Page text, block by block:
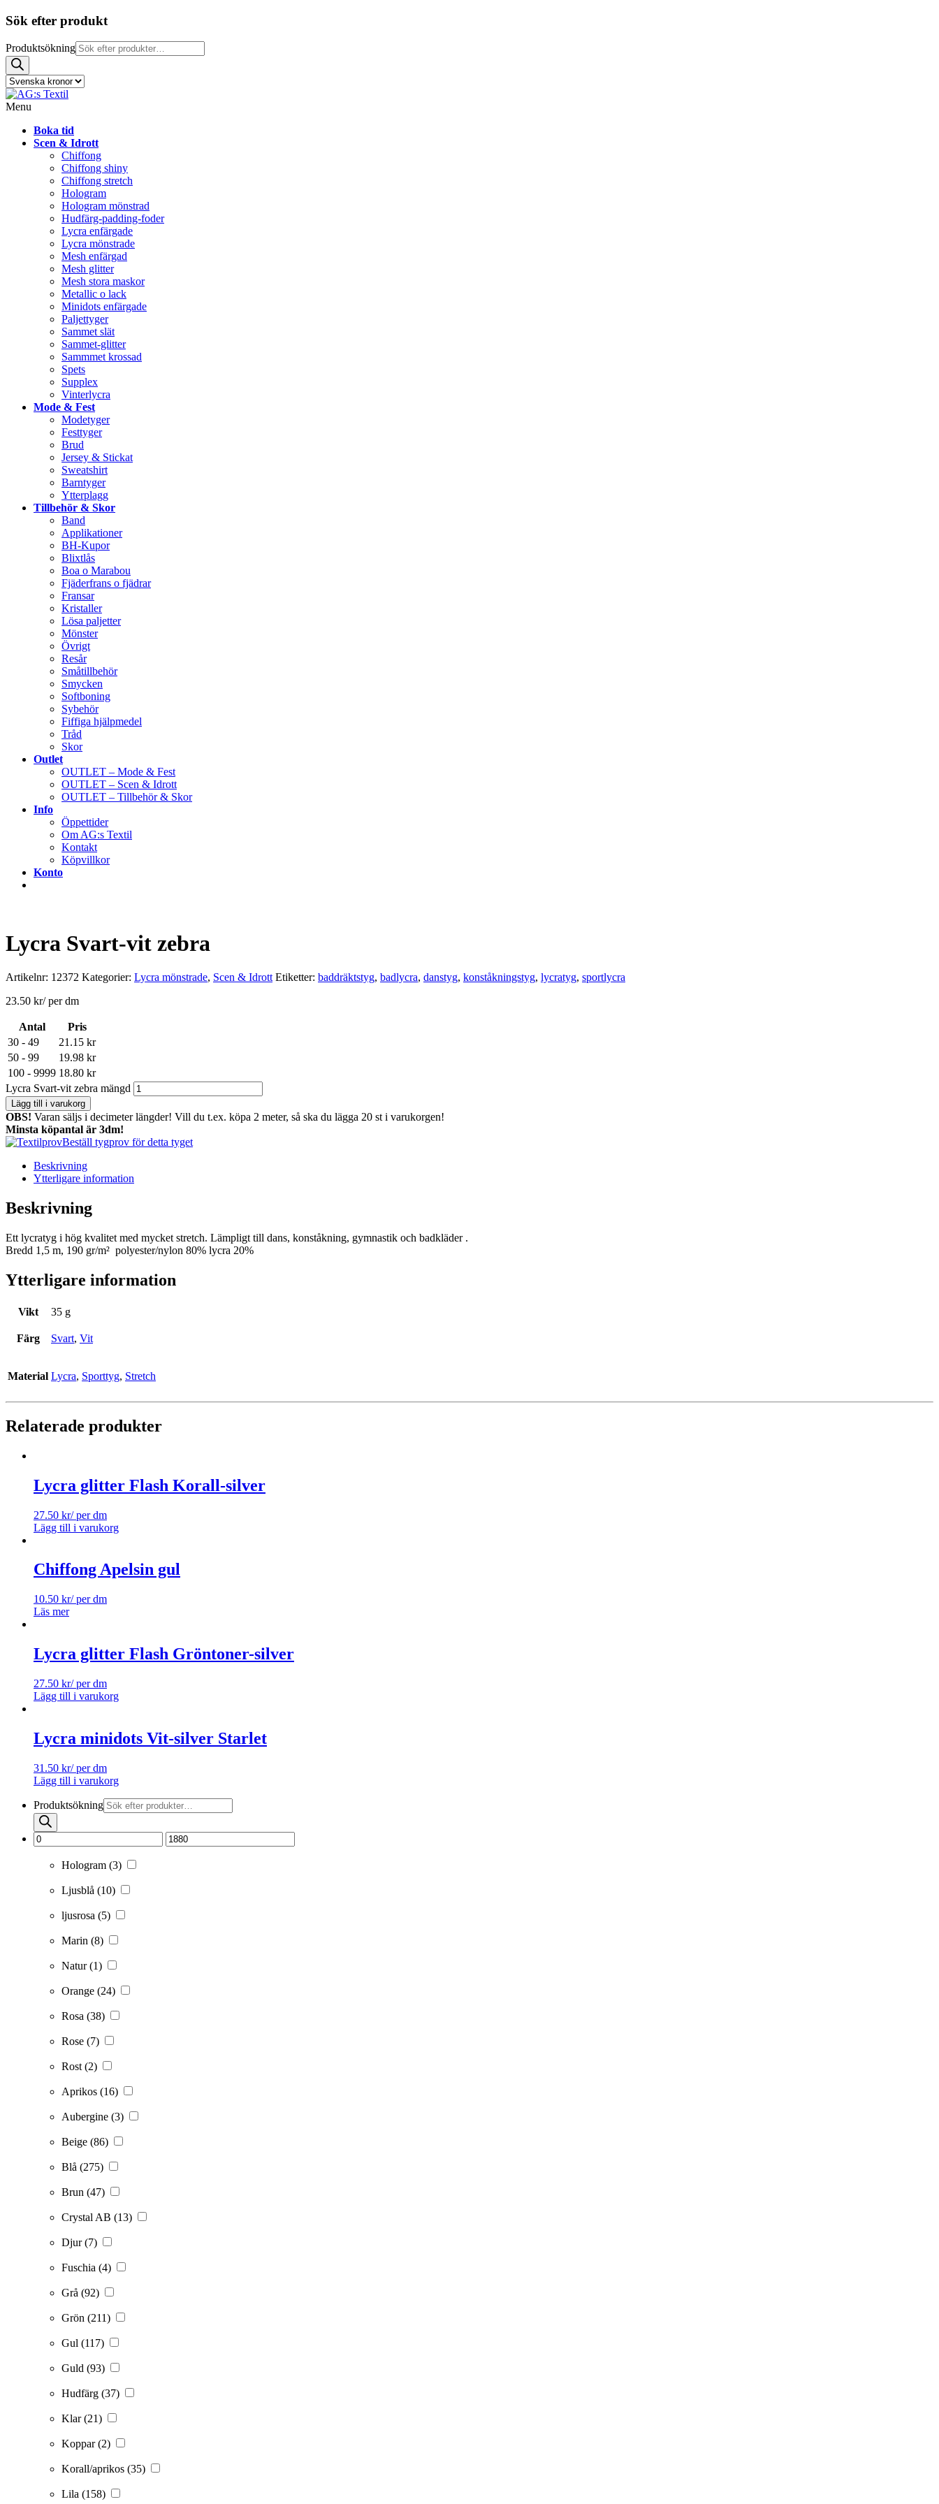
Sök efter produkt
Produktsökning
Menu
Boka tid
Scen & Idrott
Chiffong
Chiffong shiny
Chiffong stretch
Hologram
Hologram mönstrad
Hudfärg-padding-foder
Lycra enfärgade
Lycra mönstrade
Mesh enfärgad
Mesh glitter
Mesh stora maskor
Metallic o lack
Minidots enfärgade
Paljettyger
Sammet slät
Sammet-glitter
Sammmet krossad
Spets
Supplex
Vinterlycra
Mode & Fest
Modetyger
Festtyger
Brud
Jersey & Stickat
Sweatshirt
Barntyger
Ytterplagg
Tillbehör & Skor
Band
Applikationer
BH-Kupor
Blixtlås
Boa o Marabou
Fjäderfrans o fjädrar
Fransar
Kristaller
Lösa paljetter
Mönster
Övrigt
Resår
Småtillbehör
Smycken
Softboning
Sybehör
Fiffiga hjälpmedel
Tråd
Skor
Outlet
OUTLET – Mode & Fest
OUTLET – Scen & Idrott
OUTLET – Tillbehör & Skor
Info
Öppettider
Om AG:s Textil
Kontakt
Köpvillkor
Konto
Lycra Svart-vit zebra
Artikelnr: 12372 Kategorier: Lycra mönstrade, Scen & Idrott Etiketter: baddräktstyg, badlycra, danstyg, konståkningstyg, lycratyg, sportlycra
23.50 kr/ per dm
Antal
Pris
30 - 49
21.15 kr
50 - 99
19.98 kr
100 - 9999 18.80 kr
Lycra Svart-vit zebra mängd
Lägg till i varukorg
OBS! Varan säljs i decimeter längder! Vill du t.ex. köpa 2 meter, så ska du lägga 20 st i varukorgen!
Minsta köpantal är 3dm!
Beställ tygprov för detta tyget
Beskrivning
Ytterligare information
Beskrivning
Ett lycratyg i hög kvalitet med mycket stretch. Lämpligt till dans, konståkning, gymnastik och badkläder .
Bredd 1,5 m, 190 gr/m² polyester/nylon 80% lycra 20%
Ytterligare information
Vikt 35 g
Färg Svart, Vit
Material Lycra, Sporttyg, Stretch
Relaterade produkter
Lycra glitter Flash Korall-silver
27.50 kr/ per dm
Lägg till i varukorg
Chiffong Apelsin gul
10.50 kr/ per dm
Läs mer
Lycra glitter Flash Gröntoner-silver
27.50 kr/ per dm
Lägg till i varukorg
Lycra minidots Vit-silver Starlet
31.50 kr/ per dm
Lägg till i varukorg
Produktsökning
Hologram (3)
Ljusblå (10)
ljusrosa (5)
Marin (8)
Natur(1)
Orange (24)
Rosa (38)
Rose (7)
Rost (2)
Aprikos (16)
Aubergine (3)
Beige (86)
Blå (275)
Brun (47)
Crystal AB (13)
Djur(7)
Fuschia (4)
Grå (92)
Grön (211)
Gul (117)
Guld (93)
Hudfärg (37)
Klar(21)
Koppar(2)
Korall/aprikos (35)
Lila (158)